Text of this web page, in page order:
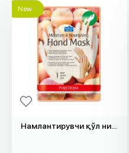
New
Намлантирувчи қўл ниқоб "Purederm"